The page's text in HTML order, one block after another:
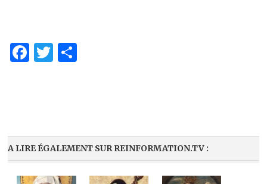
Facebook
Twitter
A LIRE ÉGALEMENT SUR REINFORMATION.TV :